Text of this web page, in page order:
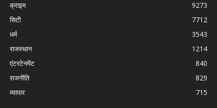
क्राइम
9273
सिटी
7712
धर्म
3543
राजस्थान
1214
एंटरटेनमेंट
840
राजनीति
829
व्यापार
715